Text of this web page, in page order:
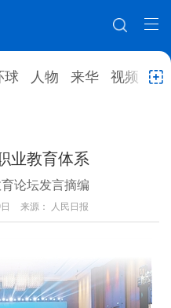
球 人物 来华 视频 教
图
来华
合作办学
学术 观点
业教育体系
论坛发言摘编
来源： 人民日报